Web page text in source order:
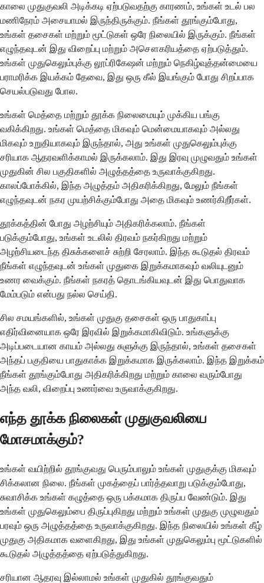
காலை முதுகுவலி அடிக்கடி ஏற்படுவதற்கு காரணம், உங்கள் உடல் பல
மணிநேரம் அசையாமல் இருந்திருக்கும். நீங்கள் தூங்கும்போது, ​​
உங்கள் தசைகள் மற்றும் மூட்டுகள் ஒரே நிலையில் இருக்கும். நீங்கள்
எழுந்தவுடன் இது விறைப்பு மற்றும் அசௌகரியத்தை ஏற்படுத்தும்.
உங்கள் முதுகெலும்புக்கு லூப்ரிகேஷன் மற்றும் நெகிழ்வுத்தன்மையை
பராமரிக்க இயக்கம் தேவை, இது ஒரு கீல் இயங்கும் போது சிறப்பாக
செயல்படுவது போல.
உங்கள் மெத்தை மற்றும் தூக்க நிலைமையும் முக்கிய பங்கு
வகிக்கிறது. உங்கள் மெத்தை மிகவும் மென்மையாகவும் அல்லது
மிகவும் உறுதியாகவும் இருந்தால், அது உங்கள் முதுகெலும்புக்கு
சரியாக ஆதரவளிக்காமல் இருக்கலாம். இது இரவு முழுவதும் உங்கள்
முதுகின் சில பகுதிகளில் அழுத்தத்தை உருவாக்குகிறது.
காலப்போக்கில், இந்த அழுத்தம் அதிகரிக்கிறது, மேலும் நீங்கள்
எழுந்தவுடன் நகர முயற்சிக்கும்போது அதை மிகவும் உணர்கிறீர்கள்.
தூக்கத்தின் போது அழற்சியும் அதிகரிக்கலாம். நீங்கள்
படுக்கும்போது, ​​உங்கள் உடலில் திரவம் நகர்கிறது மற்றும்
அழற்சியடைந்த திசுக்களைச் சுற்றி சேரலாம். இந்த கூடுதல் திரவம்
நீங்கள் எழுந்தவுடன் உங்கள் முதுகை இறுக்கமாகவும் வலியுடனும்
உணர வைக்கும். நீங்கள் நகரத் தொடங்கியவுடன் இது பொதுவாக
மேம்படும் என்பது நல்ல செய்தி.
சில சமயங்களில், உங்கள் முதுகு தசைகள் ஒரு பாதுகாப்பு
எதிர்வினையாக ஒரே இரவில் இறுக்கமாகிவிடும். உங்களுக்கு
அடிப்படையான காயம் அல்லது சுளுக்கு இருந்தால், உங்கள் தசைகள்
அந்தப் பகுதியை பாதுகாக்க இறுக்கமாக இருக்கலாம். இந்த இறுக்கம்
நீங்கள் தூங்கும்போது அதிகரிக்கிறது மற்றும் காலை வரும்போது
அந்த வலி, விறைப்பு உணர்வை உருவாக்குகிறது.
எந்த தூக்க நிலைகள் முதுகுவலியை
மோசமாக்கும்?
உங்கள் வயிற்றில் தூங்குவது பெரும்பாலும் உங்கள் முதுகுக்கு மிகவும்
சிக்கலான நிலை. நீங்கள் முகத்தைப் பார்த்தவாறு படுக்கும்போது, ​​
சுவாசிக்க உங்கள் கழுத்தை ஒரு பக்கமாக திருப்ப வேண்டும். இது
உங்கள் முதுகெலும்பை திருப்புகிறது மற்றும் உங்கள் முதுகு முழுவதும்
பரவும் ஒரு அழுத்தத்தை உருவாக்குகிறது. இந்த நிலையில் உங்கள் கீழ்
முதுகு அதிகமாக வளைகிறது, இது உங்கள் முதுகெலும்பு மூட்டுகளில்
கூடுதல் அழுத்தத்தை ஏற்படுத்துகிறது.
சரியான ஆதரவு இல்லாமல் உங்கள் முதுகில் தூங்குவதும்